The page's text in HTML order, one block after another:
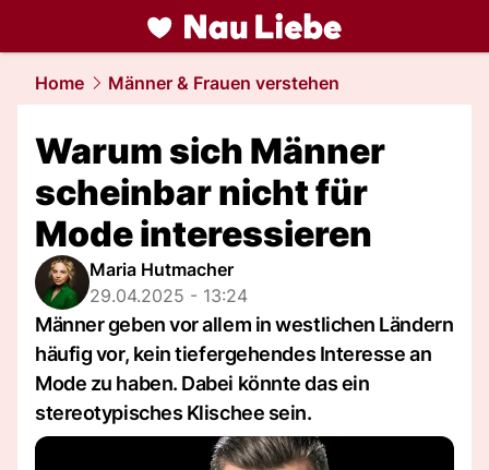
liebe.NAU.ch
Home Männer & Frauen verstehen
Warum sich Männer
scheinbar nicht für
Mode interessieren
Maria Hutmacher
29.04.2025 - 13:24
Männer geben vor allem in westlichen Ländern
häufig vor, kein tiefergehendes Interesse an
Mode zu haben. Dabei könnte das ein
stereotypisches Klischee sein.